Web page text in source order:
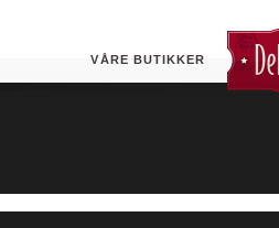
VÅRE BUTIKKER